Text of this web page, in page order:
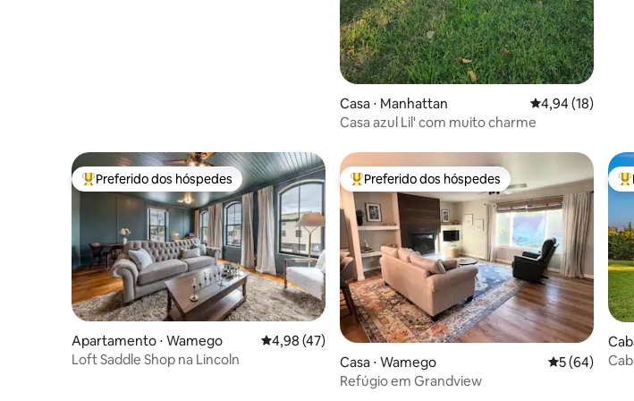
Casa ⋅ Manhattan 4,94 de uma
4,94 (18)
Casa azul Lil' com muito charme
Entre os melhores preferidos dos hóspedes
Preferido dos hóspedes
Apartamento ⋅ Wamego 4,98 de uma avaliação média de 5, 47 avaliações
4,98 (47)
Loft Saddle Shop na Lincoln
Entre os melhores preferidos dos hóspedes
Preferido dos hóspedes
Casa ⋅ Wamego 5 de uma
5 (64)
Refúgio em Grandview